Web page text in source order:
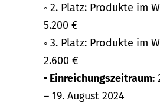
◦ 2. Platz: Produkte im
5.200 €
◦ 3. Platz: Produkte im
2.600 €
• Einreichungszeitraum:
– 19. August 2024